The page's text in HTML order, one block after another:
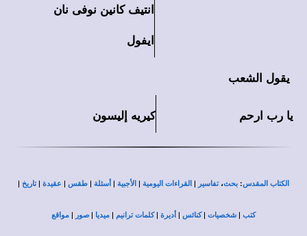
انتيف كانين نوفى نان
ايفول
يقول الشعب
يا رب ارحم كيريه إليسون
الكتاب المقدس: بحث،تفاسير | القراءات اليومية | الأجبية | أسئلة | طقس | عقيدة |تاريخ |
كتب | شخصيات |كنائس | أديرة |كلمات ترانيم | ميديا | صور | مواقع